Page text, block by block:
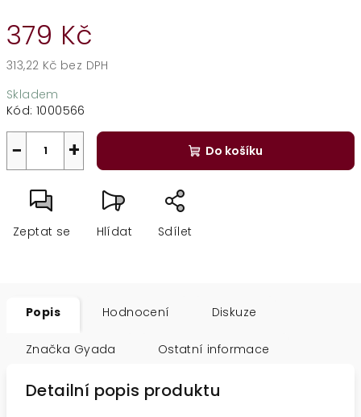
379 Kč
313,22 Kč bez DPH
cena:
Skladem
Kód: 1000566
+
− Do košíku
Zeptat se Hlídat Sdílet
Popis Hodnocení Diskuze
Značka Gyada Ostatní informace
Detailní popis produktu